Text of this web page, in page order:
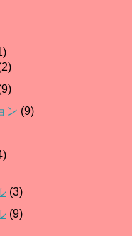
ン (9)
(3)
(9)